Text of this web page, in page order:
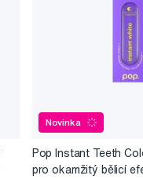
Novinka
Pop Instant Teeth
pro okamžitý bělicí